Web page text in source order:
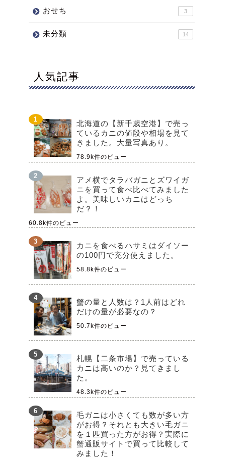
おせち 3
未分類 14
人気記事
北海道の【新千歳空港】で売っ
ているカニの値段や相場を見て
きました。大量写真あり。
78.9k件のビュー
アメ横でタラバガニとズワイガ
ニを買って食べ比べてみました
よ。美味しいカニはどっち
だ？！
60.8k件のビュー
カニを食べるハサミはダイソー
の100円で充分使えました。
58.8k件のビュー
蟹の量と人数は？1人前はどれ
だけの量が必要なの？
50.7k件のビュー
札幌【二条市場】で売っている
カニは高いのか？見てきまし
た。
48.3k件のビュー
毛ガニは小さくても数が多い方
がお得？それとも大きい毛ガニ
を１匹買った方がお得？実際に
蟹通販サイトで買って比較して
みました！